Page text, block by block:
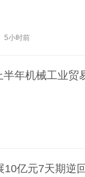
5小时前
年机械工业
10亿元7天期逆